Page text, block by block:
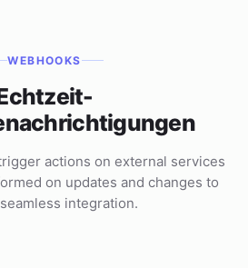
WEBHOOKS
actions on external services
on updates and changes to
integration.